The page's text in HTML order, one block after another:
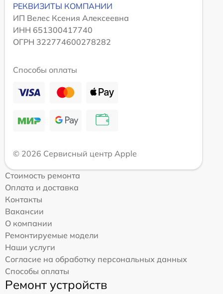
РЕКВИЗИТЫ КОМПАНИИ
ИП Велес Ксения Алексеевна
ИНН 651300417740
ОГРН 322774600278282
Способы оплаты
© 2026 Сервисный центр Apple
Стоимость ремонта
Оплата и доставка
Контакты
Вакансии
О компании
Ремонтируемые модели
Наши услуги
Согласие на обработку персональных данных
Способы оплаты
Ремонт устройств